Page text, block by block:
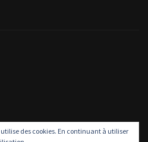
des cookies. En continuant à utiliser